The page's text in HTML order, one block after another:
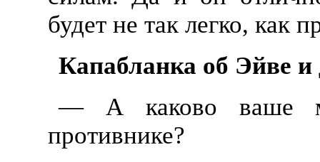
будет не так легко, как
Капабланка об Эйве и
— А каково ваше
противнике?